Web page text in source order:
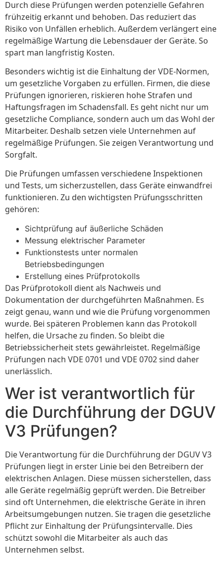
Durch diese Prüfungen werden potenzielle Gefahren
frühzeitig erkannt und behoben. Das reduziert das
Risiko von Unfällen erheblich. Außerdem verlängert eine
regelmäßige Wartung die Lebensdauer der Geräte. So
spart man langfristig Kosten.
Besonders wichtig ist die Einhaltung der VDE-Normen,
um gesetzliche Vorgaben zu erfüllen. Firmen, die diese
Prüfungen ignorieren, riskieren hohe Strafen und
Haftungsfragen im Schadensfall. Es geht nicht nur um
gesetzliche Compliance, sondern auch um das Wohl der
Mitarbeiter. Deshalb setzen viele Unternehmen auf
regelmäßige Prüfungen. Sie zeigen Verantwortung und
Sorgfalt.
Die Prüfungen umfassen verschiedene Inspektionen
und Tests, um sicherzustellen, dass Geräte einwandfrei
funktionieren. Zu den wichtigsten Prüfungsschritten
gehören:
Sichtprüfung auf äußerliche Schäden
Messung elektrischer Parameter
Funktionstests unter normalen
Betriebsbedingungen
Erstellung eines Prüfprotokolls
Das Prüfprotokoll dient als Nachweis und
Dokumentation der durchgeführten Maßnahmen. Es
zeigt genau, wann und wie die Prüfung vorgenommen
wurde. Bei späteren Problemen kann das Protokoll
helfen, die Ursache zu finden. So bleibt die
Betriebssicherheit stets gewährleistet. Regelmäßige
Prüfungen nach VDE 0701 und VDE 0702 sind daher
unerlässlich.
Wer ist verantwortlich für
die Durchführung der DGUV
V3 Prüfungen?
Die Verantwortung für die Durchführung der DGUV V3
Prüfungen liegt in erster Linie bei den Betreibern der
elektrischen Anlagen. Diese müssen sicherstellen, dass
alle Geräte regelmäßig geprüft werden. Die Betreiber
sind oft Unternehmen, die elektrische Geräte in ihren
Arbeitsumgebungen nutzen. Sie tragen die gesetzliche
Pflicht zur Einhaltung der Prüfungsintervalle. Dies
schützt sowohl die Mitarbeiter als auch das
Unternehmen selbst.